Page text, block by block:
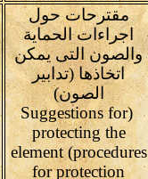
مقترحات حول
اجراءات الحماية
والصون التى يمكن
اتخاذها (تدابير
الصون)
(Suggestions for
protecting the
element (procedures
for protection